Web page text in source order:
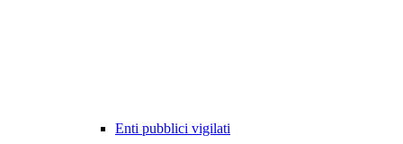
Enti pubblici vigilati